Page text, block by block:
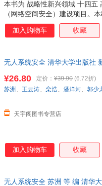
本书为 战略性新兴领域 十四五
（网络空间安全）建设项目。
沿，结合作者多年科研成果，
具有很高的学术价值。本教材
驶、工业物联网和无人机等无
以作为各大院校无人系统、自
加入购物车 收藏
无人系统安全 清华大学出版社
¥26.80 定价： ¥39.90 (6.72折)
天宇阁图书专营店
苏洲 、 王云涛、 栾浩、 潘洋河、 郭少
加入购物车 收藏
无人系统安全 苏洲 等 编 清华